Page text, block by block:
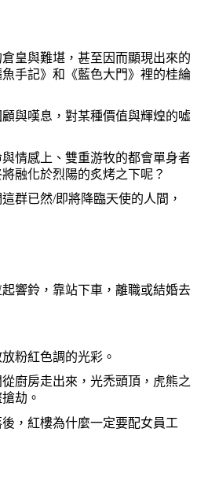
皇與難堪，甚至因而顯現出來的
手記》和《藍色大門》裡的桂綸
與嘆息，對某種價值與輝煌的噓
情感上、雙重游牧的都會單身者
融化於烈陽的炙烤之下呢？
群已然/即將降臨天使的人間，
響鈴，靠站下車，離職或結婚去
粉紅色調的光彩。
廚房走出來，光禿頭頂，虎熊之
劫。
，紅樓為什麼一定要配女員工